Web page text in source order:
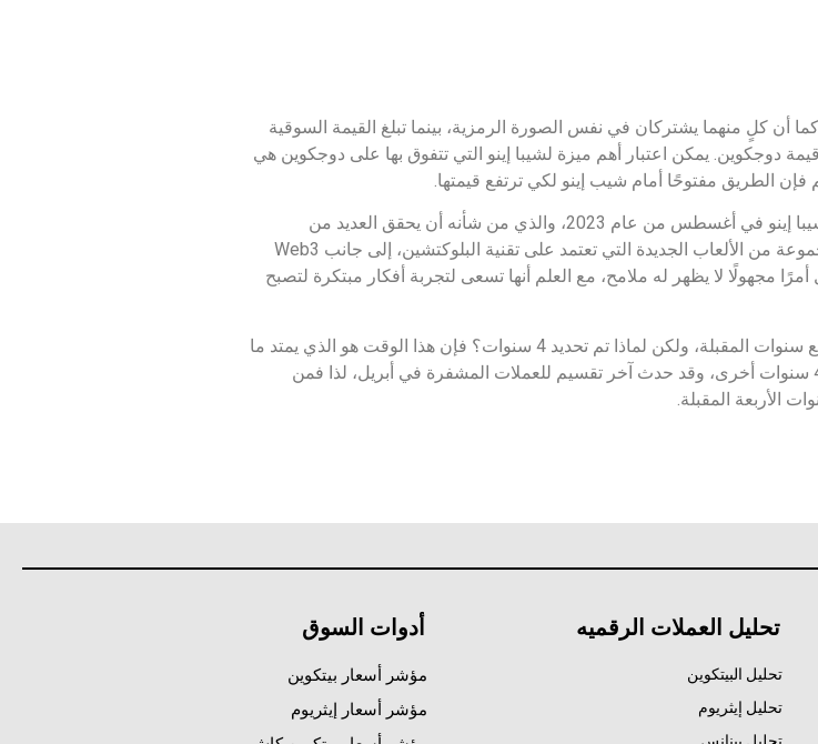
أن كلٍ منهما يشتركان في نفس الصورة الرمزية، بينما تبلغ القيمة السوقية
دولارًا، أي ما يعادل نصف قيمة دوجكوين. يمكن اعتبار أهم ميزة لشيبا إينو التي تتفوق بها على دوجكوين هي
فإن الطريق مفتوحًا أمام شيب إينو لكي ترتفع قيمتها.
تم إطلاق حل يوسع لنطاق من الطبقة الثانية يسمى شيباريوم، من قبل شركة شيبا إينو في أغسطس من عام 2023، والذي من شأنه أن يحقق العديد من
المكاسب ذات السرعة والكفاءة العالية، ومن ثم تمكنت شيبا إينو من إطلاق مجموعة من الألعاب الجديدة التي تعتمد على تقنية البلوكتشين، إلى جانب Web3
مجهولًا لا يظهر له ملامح، مع العلم أنها تسعى لتجربة أفكار مبتكرة لتصبح
من المُحتمل أن تتخطى هذه العملات التي سبق ذكرها قيمة دوجكوين خلال الأربع سنوات المقبلة، ولكن لماذا تم تحديد 4 سنوات؟ فإن هذا الوقت هو الذي يمتد ما
بين أحداث تقسيم البيتكوين. وبعد حدوث هذا التقسيم تبدأ دورة جديدة تمتد إلى 4 سنوات أخرى، وقد حدث آخر تقسيم للعملات المشفرة في أبريل، لذا فمن
الأربعة المقبلة.
تحليل العملات الرقميه
تحليل البيتكوين
تحليل إيثريوم
أدوات السوق
مؤشر أسعار بيتكوين
مؤشر أسعار إيثريوم